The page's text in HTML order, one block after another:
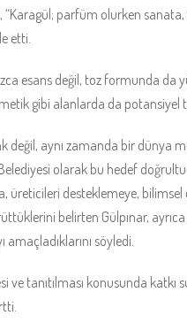
parfüm olurken
etti.
esans değil, toz formunda
gibi alanlarda da potansiyel
değil, aynı zamanda bir dünya
olarak bu hedef
üreticileri desteklemeye,
belirten Gülpınar,
söyledi.
ve tanıtılması konusunda